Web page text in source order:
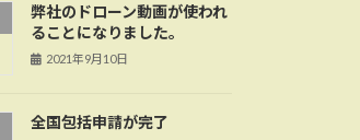
弊社のドローン動画が使われ
ることになりました。
2021年9月10日
全国包括申請が完了